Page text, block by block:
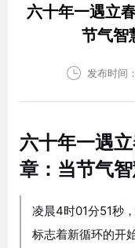
六十年一遇立
节气智
发布时间
六十年一遇
章：当节气
凌晨4时01分51秒
标志着新循环的开